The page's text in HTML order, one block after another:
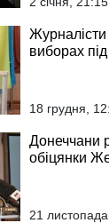
виборах
18 грудня,
Донеччани
обіцянки
21